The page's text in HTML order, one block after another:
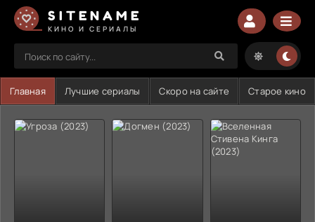
SITENAME
КИНО И СЕРИАЛЫ
Главная Лучшие сериалы Скоро на сайте Старое кино